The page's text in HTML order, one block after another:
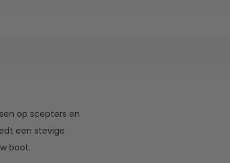
op scepters en
een stevige
boot.